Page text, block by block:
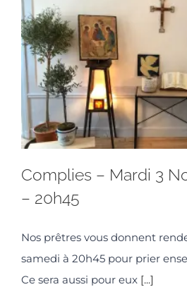
Complies – Mardi 3
– 20h45
Nos prêtres vous donnent
samedi à 20h45 pour prier
Ce sera aussi pour eux [...]